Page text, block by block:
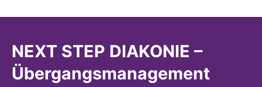
NEXT STEP DIAKONIE –
Übergangsmanagement